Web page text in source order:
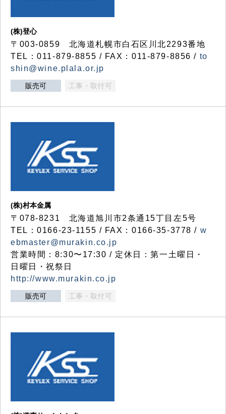
(株)登心
〒003-0859 北海道札幌市白石区川北2293番地
TEL：011-879-8855 / FAX：011-879-8856 / to
shin@wine.plala.or.jp
販売可 工事・取付可
(株)村本金属
〒078-8231 北海道旭川市2条通15丁目左5号
TEL：0166-23-1155 / FAX：0166-35-3778 / w
ebmaster@murakin.co.jp
営業時間：8:30〜17:30 / 定休日：第一土曜日・
日曜日・祝祭日
http://www.murakin.co.jp
販売可 工事・取付可